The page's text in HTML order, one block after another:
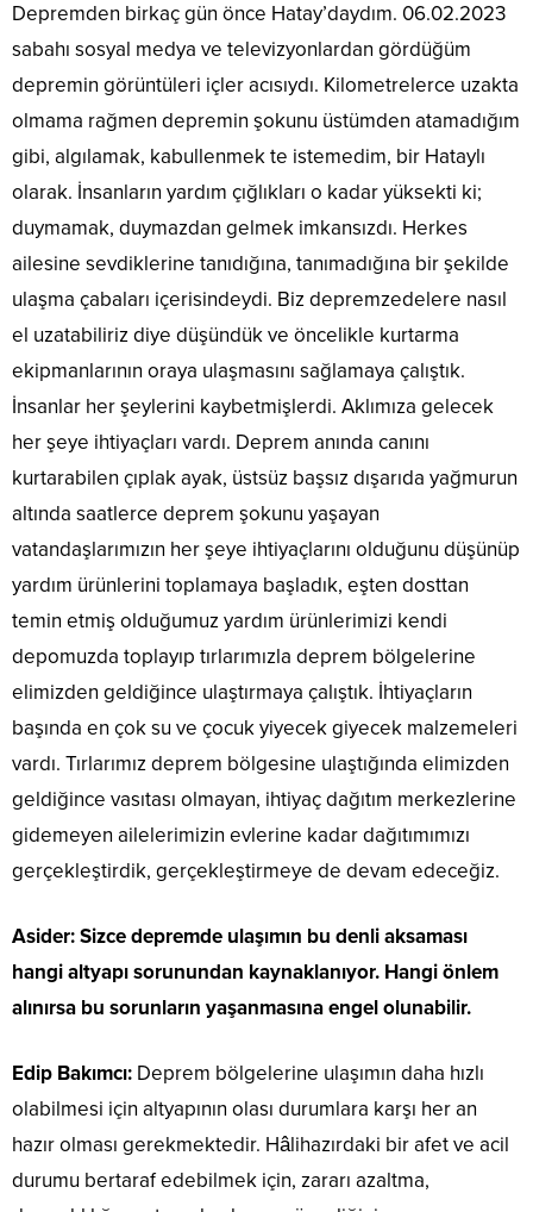
Depremden birkaç gün önce Hatay’daydım. 06.02.2023
sabahı sosyal medya ve televizyonlardan gördüğüm
depremin görüntüleri içler acısıydı. Kilometrelerce uzakta
olmama rağmen depremin şokunu üstümden atamadığım
gibi, algılamak, kabullenmek te istemedim, bir Hataylı
olarak. İnsanların yardım çığlıkları o kadar yüksekti ki;
duymamak, duymazdan gelmek imkansızdı. Herkes
ailesine sevdiklerine tanıdığına, tanımadığına bir şekilde
ulaşma çabaları içerisindeydi. Biz depremzedelere nasıl
el uzatabiliriz diye düşündük ve öncelikle kurtarma
ekipmanlarının oraya ulaşmasını sağlamaya çalıştık.
İnsanlar her şeylerini kaybetmişlerdi. Aklımıza gelecek
her şeye ihtiyaçları vardı. Deprem anında canını
kurtarabilen çıplak ayak, üstsüz başsız dışarıda yağmurun
altında saatlerce deprem şokunu yaşayan
vatandaşlarımızın her şeye ihtiyaçlarını olduğunu düşünüp
yardım ürünlerini toplamaya başladık, eşten dosttan
temin etmiş olduğumuz yardım ürünlerimizi kendi
depomuzda toplayıp tırlarımızla deprem bölgelerine
elimizden geldiğince ulaştırmaya çalıştık. İhtiyaçların
başında en çok su ve çocuk yiyecek giyecek malzemeleri
vardı. Tırlarımız deprem bölgesine ulaştığında elimizden
geldiğince vasıtası olmayan, ihtiyaç dağıtım merkezlerine
gidemeyen ailelerimizin evlerine kadar dağıtımımızı
gerçekleştirdik, gerçekleştirmeye de devam edeceğiz.
Asider: Sizce depremde ulaşımın bu denli aksaması
hangi altyapı sorunundan kaynaklanıyor. Hangi önlem
alınırsa bu sorunların yaşanmasına engel olunabilir.
Edip Bakımcı: Deprem bölgelerine ulaşımın daha hızlı
olabilmesi için altyapının olası durumlara karşı her an
hazır olması gerekmektedir. Hâlihazırdaki bir afet ve acil
durumu bertaraf edebilmek için, zararı azaltma,